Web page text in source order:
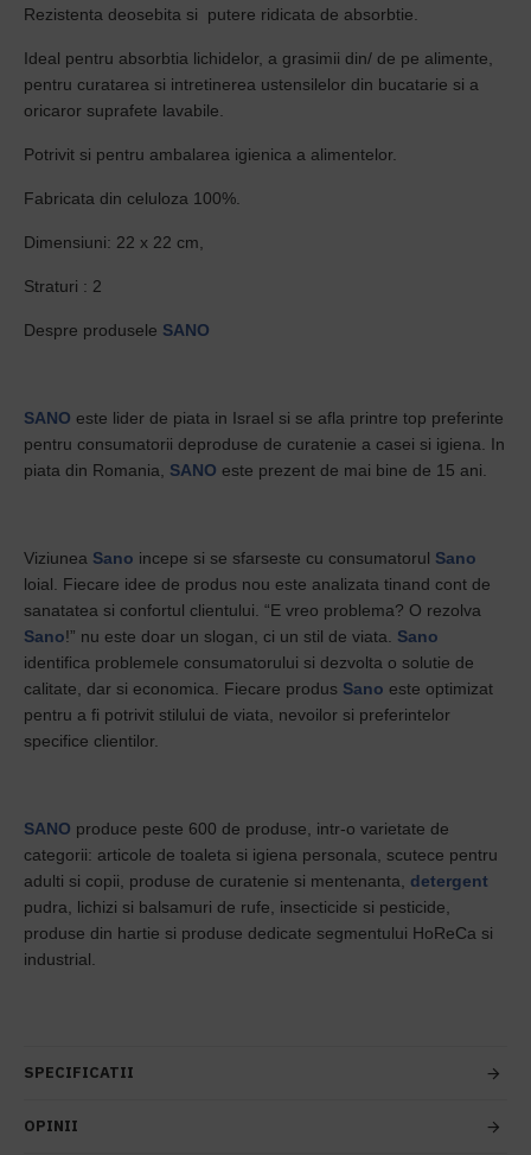
Rezistenta deosebita si putere ridicata de absorbtie.
Ideal pentru absorbtia lichidelor, a grasimii din/ de pe alimente,
pentru curatarea si intretinerea ustensilelor din bucatarie si a
oricaror suprafete lavabile.
Potrivit si pentru ambalarea igienica a alimentelor.
Fabricata din celuloza 100%.
Dimensiuni: 22 x 22 cm,
Straturi : 2
Despre produsele SANO
SANO este lider de piata in Israel si se afla printre top preferinte
pentru consumatorii deproduse de curatenie a casei si igiena. In
piata din Romania, SANO este prezent de mai bine de 15 ani.
Viziunea Sano incepe si se sfarseste cu consumatorul Sano
loial. Fiecare idee de produs nou este analizata tinand cont de
sanatatea si confortul clientului. “E vreo problema? O rezolva
Sano!” nu este doar un slogan, ci un stil de viata. Sano
identifica problemele consumatorului si dezvolta o solutie de
calitate, dar si economica. Fiecare produs Sano este optimizat
pentru a fi potrivit stilului de viata, nevoilor si preferintelor
specifice clientilor.
SANO produce peste 600 de produse, intr-o varietate de
categorii: articole de toaleta si igiena personala, scutece pentru
adulti si copii, produse de curatenie si mentenanta, detergent
pudra, lichizi si balsamuri de rufe, insecticide si pesticide,
produse din hartie si produse dedicate segmentului HoReCa si
industrial.
SPECIFICATII
OPINII